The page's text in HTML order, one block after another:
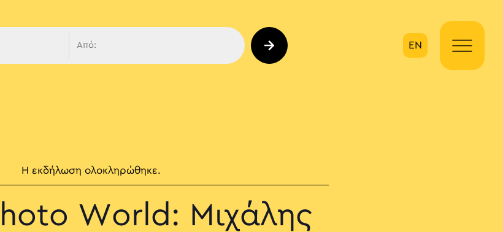
EN
Η εκδήλωση ολοκληρώθηκε.
World: Μιχάλης